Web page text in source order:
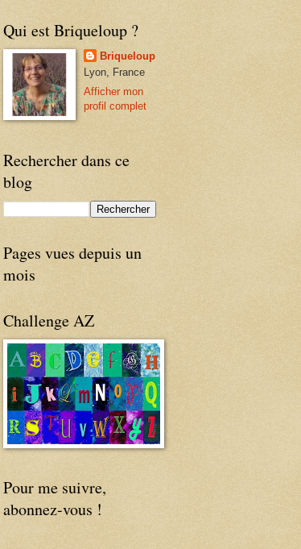
Qui est Briqueloup ?
Briqueloup
Lyon, France
Afficher mon
profil complet
Rechercher dans ce
blog
Pages vues depuis un
mois
Challenge AZ
Pour me suivre,
abonnez-vous !